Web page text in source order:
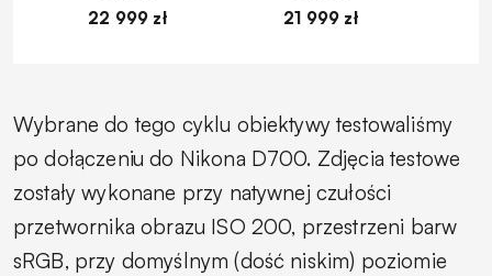
22 999 zł
21 999 zł
Wybrane do tego cyklu obiektywy testowaliśmy
po dołączeniu do Nikona D700. Zdjęcia testowe
zostały wykonane przy natywnej czułości
przetwornika obrazu ISO 200, przestrzeni barw
sRGB, przy domyślnym (dość niskim) poziomie